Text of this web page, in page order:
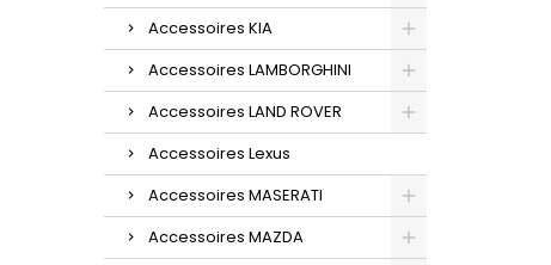
Accessoires KIA
Accessoires LAMBORGHINI
Accessoires LAND ROVER
Accessoires Lexus
Accessoires MASERATI
Accessoires MAZDA